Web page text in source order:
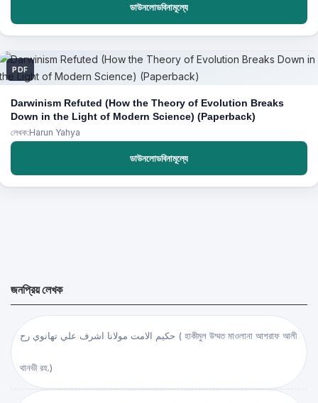
ডাউনলোডবিনামূল্যে
PDF
Darwinism Refuted (How the Theory of Evolution Breaks
Down in the Light of Modern Science) (Paperback)
লেখক:Harun Yahya
ডাউনলোডবিনামূল্যে
জনপ্রিয় লেখক
حكيم الامت مولانا اشرف علي تهانوي رح ( হাকীমুল উম্মত মাওলানা আশরাফ আলী
থানভী রহ.)